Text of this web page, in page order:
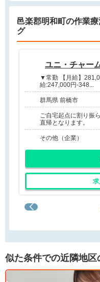
邑楽郡明和町の作業
グ
ユニ・チャー
▼常勤 【月給】
給:247,000円-348...
群馬県 前橋市
ご自宅起点に割り振
直帰となります。
その他（企業）
求
似た条件での近隣地区